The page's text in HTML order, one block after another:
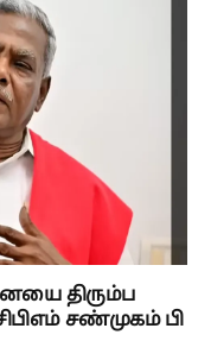
திரும்ப
சண்முகம் பி